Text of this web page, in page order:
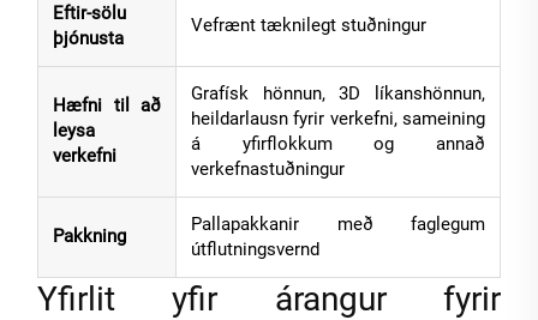
Eftir-sölu
þjónusta
Vefrænt tæknilegt stuðningur
Hæfni til að
leysa
verkefni
Grafísk hönnun, 3D líkanshönnun,
heildarlausn fyrir verkefni, sameining
á yfirflokkum og annað
verkefnastuðningur
Pakkning
Pallapakkanir með faglegum
útflutningsvernd
Yfirlit yfir árangur fyrir